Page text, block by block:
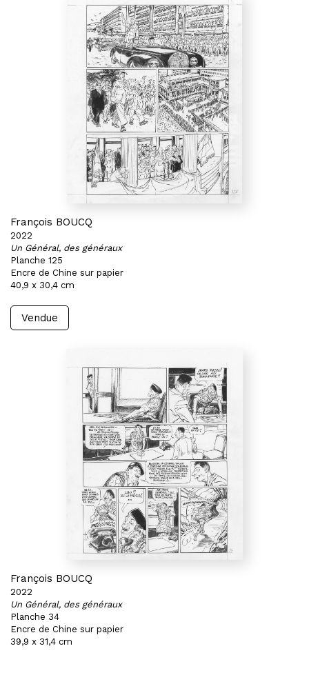
François BOUCQ
2022
Un Général, des généraux
Planche 125
Encre de Chine sur papier
40,9 x 30,4 cm
Vendue
François BOUCQ
2022
Un Général, des généraux
Planche 34
Encre de Chine sur papier
39,9 x 31,4 cm